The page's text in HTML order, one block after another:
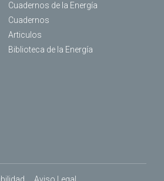
Cuadernos de la Energía
Cuadernos
Articulos
Biblioteca de la Energía